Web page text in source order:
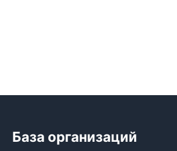
База организаций